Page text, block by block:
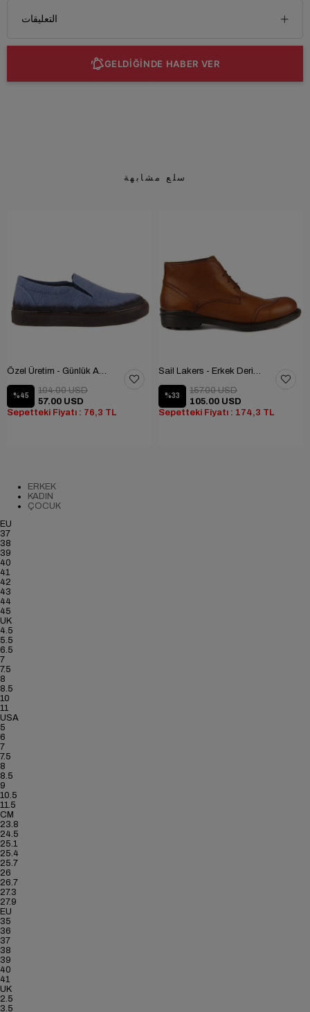
التعليقات
GELDİĞİNDE HABER VER
سلع مشابهة
%45
57.00 USD
104.00 USD
Sepetteki Fiyatı : 76,3 TL
%33
105.00 USD
157.00 USD
Sepetteki Fiyatı : 174,3 TL
ERKEK
KADIN
ÇOCUK
EU
37
38
39
40
41
42
43
44
45
UK
4.5
5.5
6.5
7
7.5
8
8.5
10
11
USA
5
6
7
7.5
8
8.5
9
10.5
11.5
CM
23.8
24.5
25.1
25.4
25.7
26
26.7
27.3
27.9
EU
35
36
37
38
39
40
41
UK
2.5
3.5